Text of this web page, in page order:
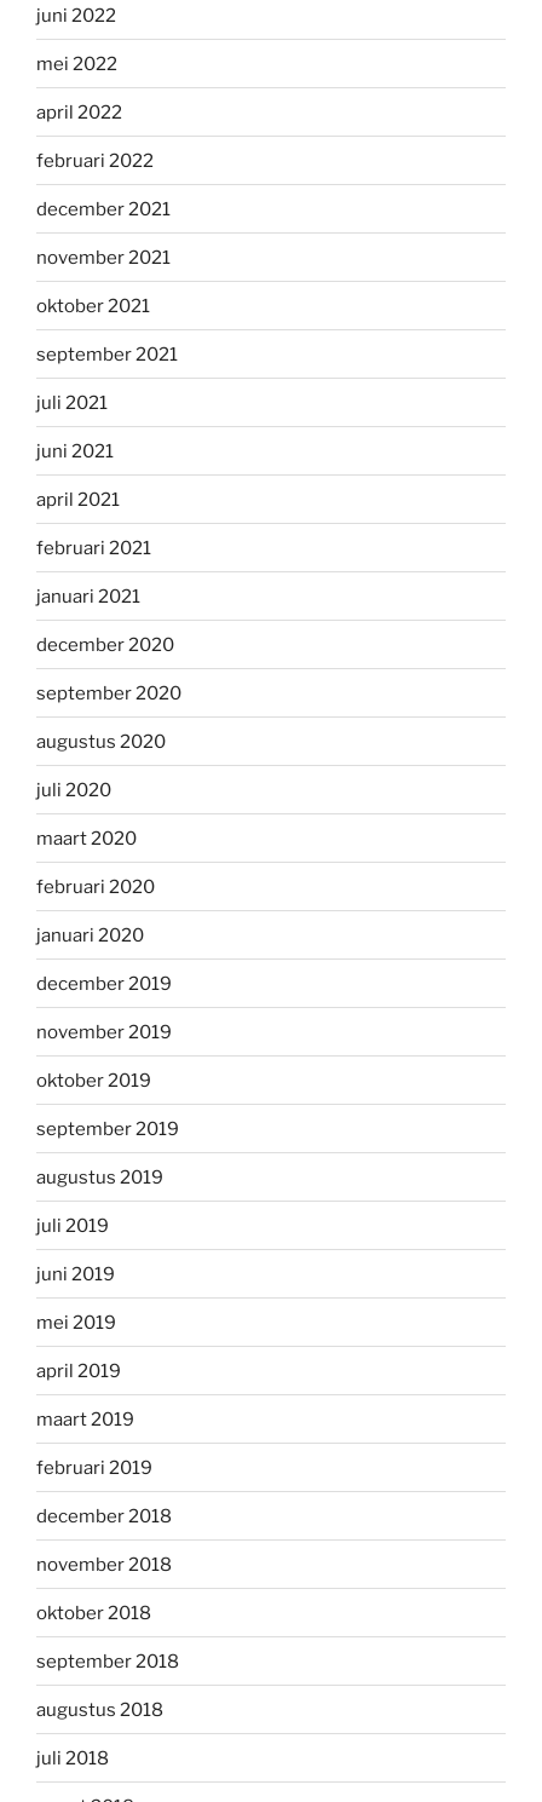
juni 2022
mei 2022
april 2022
februari 2022
december 2021
november 2021
oktober 2021
september 2021
juli 2021
juni 2021
april 2021
februari 2021
januari 2021
december 2020
september 2020
augustus 2020
juli 2020
maart 2020
februari 2020
januari 2020
december 2019
november 2019
oktober 2019
september 2019
augustus 2019
juli 2019
juni 2019
mei 2019
april 2019
maart 2019
februari 2019
december 2018
november 2018
oktober 2018
september 2018
augustus 2018
juli 2018